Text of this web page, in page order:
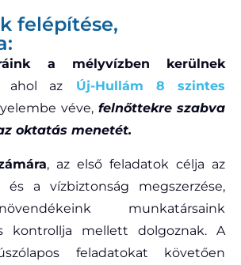
felépítése,
a mélyvízben kerülnek
ahol az
Új-Hullám 8 szintes
véve,felnőttekre szabva
oktatás menetét.
, az első feladatok célja az
és a vízbiztonság megszerzése,
munkatársaink
kontrollja mellett dolgoznak. A
feladatokat követően